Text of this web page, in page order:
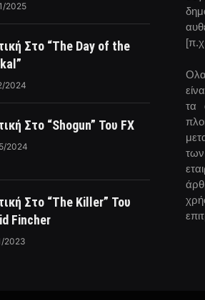
2025
Στο “The Day of the
2024
Στο “Shogun” Του FX
2024
Στο “The Killer” Του
Fincher
2023
[π.χ
τα